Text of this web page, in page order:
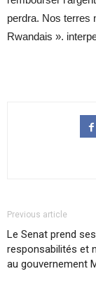
perdra. Nos terres
Rwandais ».
Previous article
Le Senat prend ses
responsabilités et
au gouvernement